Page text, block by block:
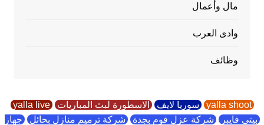
مال وأعمال
وادى العرب
وظائف
yalla shoot سوريا لايف الاسطورة لبث المباريات yalla live
بيتي فايبر شركة عزل فوم بجدة شركة ترميم منازل بحائل جهاز